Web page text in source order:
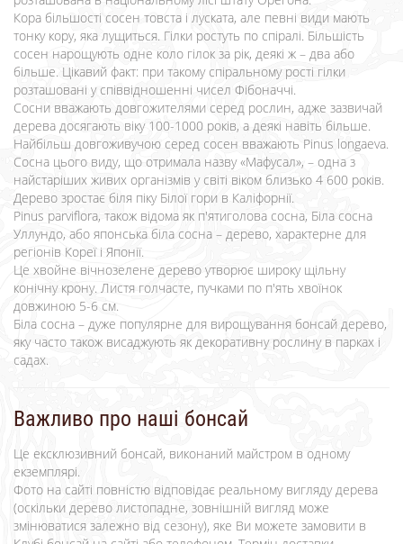
Кора більшості сосен товста і луската, але певні види мають
тонку кору, яка лущиться. Гілки ростуть по спіралі. Більшість
соcен нарощують одне коло гілок за рік, деякі ж – два або
більше. Цікавий факт: при такому спіральному рості гілки
розташовані у співвідношенні чисел Фібоначчі.
Сосни вважають довгожителями серед рослин, адже зазвичай
дерева досягають віку 100-1000 років, а деякі навіть більше.
Найбільш довгоживучою серед сосен вважають Pinus longaeva.
Сосна цього виду, що отримала назву «Мафусал», – одна з
найстаріших живих організмів у світі віком близько 4 600 років.
Дерево зростає біля піку Білої гори в Каліфорнії.
Pinus parviflora, також відома як п'ятиголова сосна, Біла сосна
Уллундо, або японська біла сосна – дерево, характерне для
регіонів Кореї і Японії.
Це хвойне вічнозелене дерево утворює широку щільну
конічну крону. Листя голчасте, пучками по п'ять хвоїнок
довжиною 5-6 см.
Біла сосна – дуже популярне для вирощування бонсай дерево,
яку часто також висаджують як декоративну рослину в парках і
садах.
Важливо про наші бонсай
Це ексклюзивний бонсай, виконаний майстром в одному
екземплярі.
Фото на сайті повністю відповідає реальному вигляду дерева
(оскільки дерево листопадне, зовнішній вигляд може
змінюватися залежно від сезону), яке Ви можете замовити в